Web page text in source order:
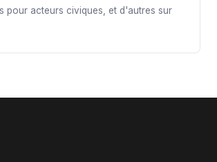
pour acteurs civiques, et d'autres sur